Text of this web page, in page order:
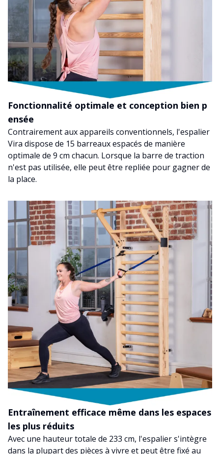
Fonctionnalité optimale et conception bien p
ensée
Contrairement aux appareils conventionnels, l'espalier
Vira dispose de 15 barreaux espacés de manière
optimale de 9 cm chacun. Lorsque la barre de traction
n'est pas utilisée, elle peut être repliée pour gagner de
la place.
Entraînement efficace même dans les espaces
les plus réduits
Avec une hauteur totale de 233 cm, l'espalier s'intègre
dans la plupart des pièces à vivre et peut être fixé au